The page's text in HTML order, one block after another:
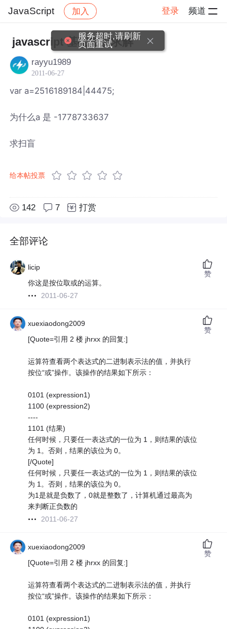
JavaScript 加入 登录 频道
社区 JavaScript 帖子详情
javascript 基础知识求解
rayyu1989
2011-06-27
var a=2516189184|44475;
为什么a 是 -1778733637
求扫盲
给本帖投票
142 7 打赏
全部评论
licip
你这是按位取或的运算。
2011-06-27
赞
xuexiaodong2009
[Quote=引用 2 楼 jhrxx 的回复:]
运算符查看两个表达式的二进制表示法的值，并执行
按位“或”操作。该操作的结果如下所示：
0101 (expression1)
1100 (expression2)
----
1101 (结果)
任何时候，只要任一表达式的一位为 1，则结果的该位
为 1。否则，结果的该位为 0。
[/Quote]
任何时候，只要任一表达式的一位为 1，则结果的该位
为 1。否则，结果的该位为 0。
为1是就是负数了，0就是整数了，计算机通过最高为
来判断正负数的
2011-06-27
赞
xuexiaodong2009
[Quote=引用 2 楼 jhrxx 的回复:]
运算符查看两个表达式的二进制表示法的值，并执行
按位“或”操作。该操作的结果如下所示：
0101 (expression1)
赞
服务超时,请刷新
页面重试